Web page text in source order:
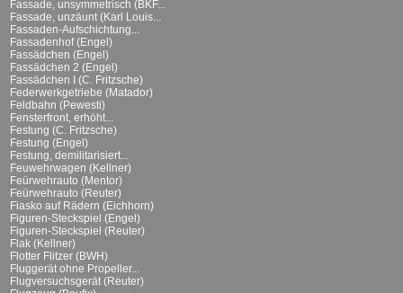
Fassade, unsymmetrisch (BKF...
Fassade, unzäunt (Karl Louis...
Fassaden-Aufschichtung...
Fassadenhof (Engel)
Fassädchen (Engel)
Fassädchen 2 (Engel)
Fassädchen I (C. Fritzsche)
Federwerkgetriebe (Matador)
Feldbahn (Pewesti)
Fensterfront, erhöht...
Festung (C. Fritzsche)
Festung (Engel)
Festung, demilitarisiert...
Feuwehrwagen (Kellner)
Feürwehrauto (Mentor)
Feürwehrauto (Reuter)
Fiasko auf Rädern (Eichhorn)
Figuren-Steckspiel (Engel)
Figuren-Steckspiel (Reuter)
Flak (Kellner)
Flotter Flitzer (BWH)
Fluggerät ohne Propeller...
Flugversuchsgerät (Reuter)